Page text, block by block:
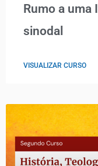
Rumo a
sinodal
VISUALIZAR CURSO